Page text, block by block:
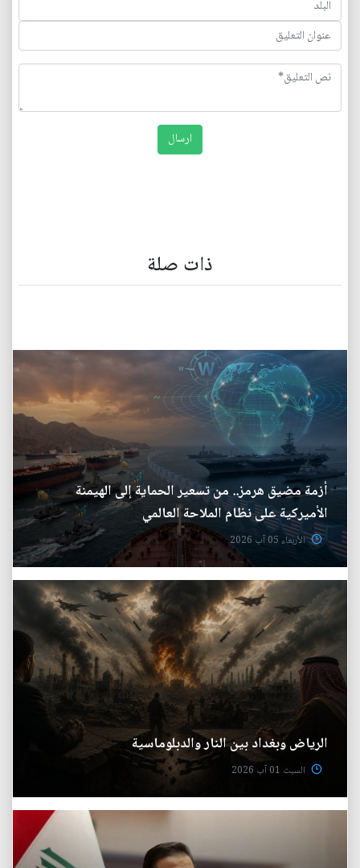
ذات صلة
أزمة مضيق هرمز.. من تسعير الحماية إلى الهيمنة
الأميركية على نظام الملاحة العالمي
الأربعاء 05 آب 2026
الرياض وبغداد بين النار والدبلوماسية
السبت 01 آب 2026